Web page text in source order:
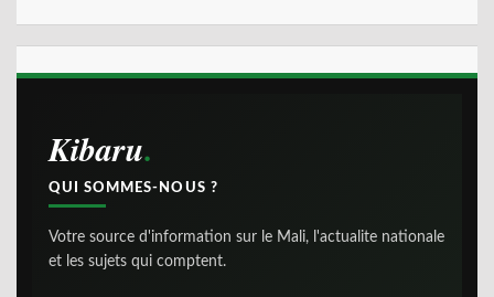
Kibaru
QUI SOMMES-NOUS ?
Votre source d'information sur le Mali, l'actualite nationale
et les sujets qui comptent.